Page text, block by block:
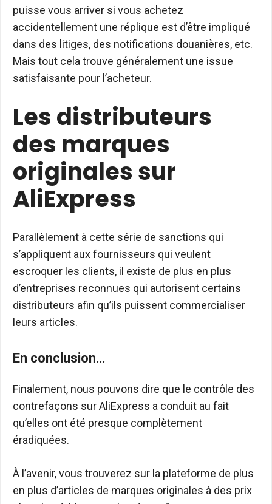
puisse vous arriver si vous achetez
accidentellement une réplique est d’être impliqué
dans des litiges, des notifications douanières, etc.
Mais tout cela trouve généralement une issue
satisfaisante pour l’acheteur.
Les distributeurs
des marques
originales sur
AliExpress
Parallèlement à cette série de sanctions qui
s’appliquent aux fournisseurs qui veulent
escroquer les clients, il existe de plus en plus
d’entreprises reconnues qui autorisent certains
distributeurs afin qu’ils puissent commercialiser
leurs articles.
En conclusion…
Finalement, nous pouvons dire que le contrôle des
contrefaçons sur AliExpress a conduit au fait
qu’elles ont été presque complètement
éradiquées.
À l’avenir, vous trouverez sur la plateforme de plus
en plus d’articles de marques originales à des prix